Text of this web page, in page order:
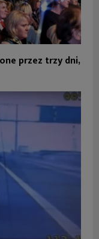
przez trzy dni,